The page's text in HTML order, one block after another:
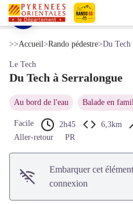
Pyrénées-
Du Tech à Serralongue
>>Accueil>Rando pédestre>Du Tech
Le Tech
Du Tech à Serralongue
Au bord de l'eau Balade en
Facile 2h45 6,3km
Aller-retour
PR
Embarquer cet
connexion